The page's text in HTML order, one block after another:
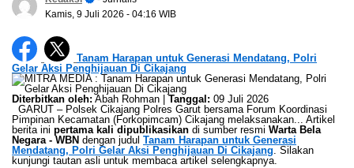
Kamis, 9 Juli 2026 - 04:16 WIB
Tanam Harapan untuk Generasi Mendatang, Polri
Gelar Aksi Penghijauan Di Cikajang
Diterbitkan oleh: Abah Rohman | Tanggal: 09 Juli 2026
GARUT – Polsek Cikajang Polres Garut bersama Forum Koordinasi
Pimpinan Kecamatan (Forkopimcam) Cikajang melaksanakan... Artikel
berita ini pertama kali dipublikasikan di sumber resmi Warta Bela
Negara - WBN dengan judul Tanam Harapan untuk Generasi
Mendatang, Polri Gelar Aksi Penghijauan Di Cikajang. Silakan
kunjungi tautan asli untuk membaca artikel selengkapnya.